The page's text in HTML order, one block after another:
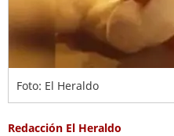
Foto: El Heraldo
Redacción El Heraldo